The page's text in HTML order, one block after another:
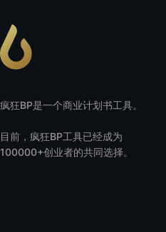
疯狂BP是一个商业计划书工具。
目前，疯狂BP工具已经成为
100000+创业者的共同选择。